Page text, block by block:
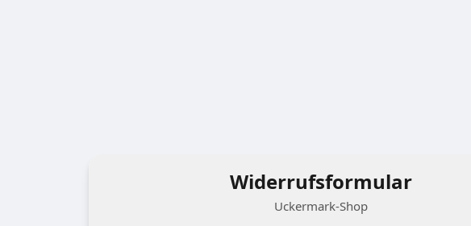
Widerrufsformular
Uckermark-Shop